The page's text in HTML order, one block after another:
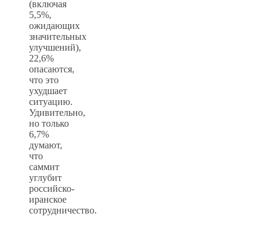
(включая
5,5%,
ожидающих
значительных
улучшений),
22,6%
опасаются,
что это
ухудшает
ситуацию.
Удивительно,
но только
6,7%
думают,
что
саммит
углубит
российско-
иранское
сотрудничество.